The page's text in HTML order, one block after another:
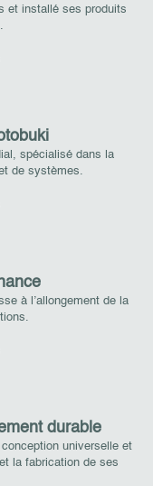
et installé ses produits
spécialisé dans la
de systèmes.
à l’allongement de la
durable
universelle et
la fabrication de ses